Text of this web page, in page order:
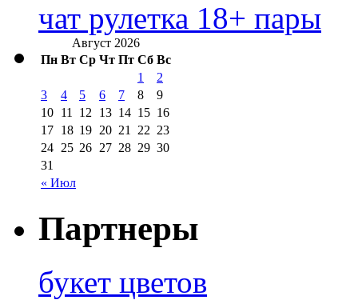
чат рулетка 18+ пары
Август 2026
Пн Вт Ср Чт Пт Сб Вс
« Июл
1
2
3
4 5 6 7 8
9
10 11 12 13 14 15 16
17 18 19 20 21 22 23
24 25 26 27 28 29 30
31
Партнеры
букет цветов